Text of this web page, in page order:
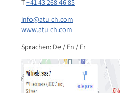
T+41 43 268 46 85
info@atu-ch.com
www.atu-ch.com
Sprachen: De / En / Fr